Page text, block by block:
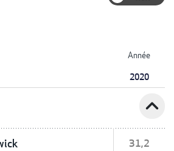
Année
2020
expand_less
31,2